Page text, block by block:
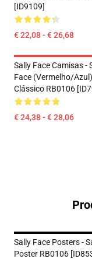
[ID9109]
€ 22,08 - € 26,68
Sally Face Camisas -
Face (vermelho/
Clássico RB0106
€ 24,38 - € 28,06
Sally Face Posters -
Poster RB0106